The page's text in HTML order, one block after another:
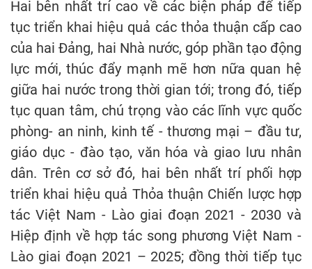
Hai bên nhất trí cao về các biện pháp để tiếp
tục triển khai hiệu quả các thỏa thuận cấp cao
của hai Đảng, hai Nhà nước, góp phần tạo động
lực mới, thúc đẩy mạnh mẽ hơn nữa quan hệ
giữa hai nước trong thời gian tới; trong đó, tiếp
tục quan tâm, chú trọng vào các lĩnh vực quốc
phòng- an ninh, kinh tế - thương mại – đầu tư,
giáo dục - đào tạo, văn hóa và giao lưu nhân
dân. Trên cơ sở đó, hai bên nhất trí phối hợp
triển khai hiệu quả Thỏa thuận Chiến lược hợp
tác Việt Nam - Lào giai đoạn 2021 - 2030 và
Hiệp định về hợp tác song phương Việt Nam -
Lào giai đoạn 2021 – 2025; đồng thời tiếp tục